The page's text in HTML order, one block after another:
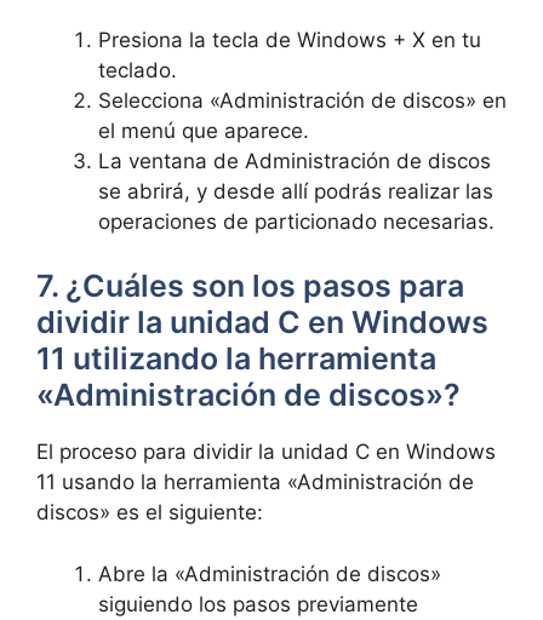
Presiona la tecla de Windows + X en tu
teclado.
Selecciona «Administración de discos» en
el menú que aparece.
La ventana de Administración de discos
se abrirá, y desde allí podrás realizar las
operaciones de particionado necesarias.
7. ¿Cuáles son los pasos para
dividir la unidad C en Windows
11 utilizando la herramienta
«Administración de discos»?
El proceso para dividir la unidad C en Windows
11 usando la herramienta «Administración de
discos» es el siguiente:
Abre la «Administración de discos»
siguiendo los pasos previamente